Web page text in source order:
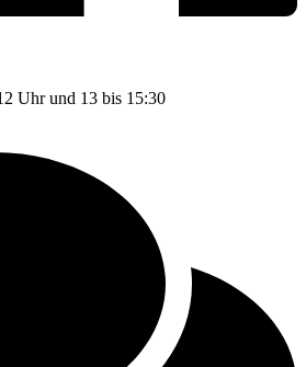
Uhr und 13 bis 15:30